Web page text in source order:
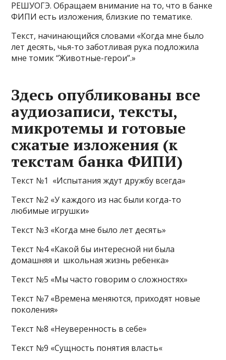
РЕШУОГЭ. Обращаем внимание на то, что в банке
ФИПИ есть изложения, близкие по тематике.
Текст, начинающийся словами «Когда мне было
лет десять, чья-то заботливая рука подложила
мне томик “Животные-герои”.»
Здесь опубликованы все
аудиозаписи, тексты,
микротемы и готовые
сжатые изложения (к
текстам банка ФИПИ)
Текст №1 «Испытания ждут дружбу всегда»
Текст №2 «У каждого из нас были когда-то
любимые игрушки»
Текст №3 «Когда мне было лет десять»
Текст №4 «Какой бы интересной ни была
домашняя и школьная жизнь ребенка»
Текст №5 «Мы часто говорим о сложностях»
Текст №7 «Времена меняются, приходят новые
поколения»
Текст №8 «Неуверенность в себе»
Текст №9 «Сущность понятия власть«